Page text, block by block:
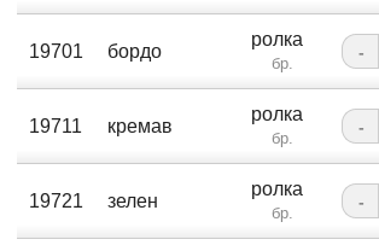
19701 бордо
ролка
бр.
-
19711 кремав
ролка
бр.
-
19721 зелен
ролка
бр.
-